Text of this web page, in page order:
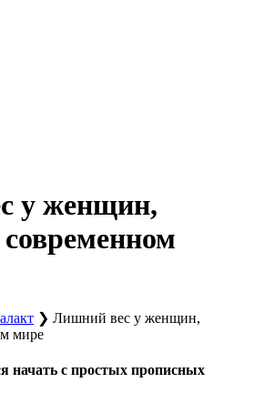
у женщин,
❯ Лишний вес у женщин,
мире
начать с простых прописных